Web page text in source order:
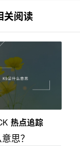
关阅读
热点追踪
思？